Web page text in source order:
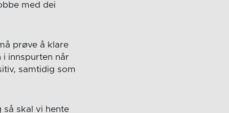
med dei
prøve å klare
i innspurten når
samtidig som
så skal vi hente